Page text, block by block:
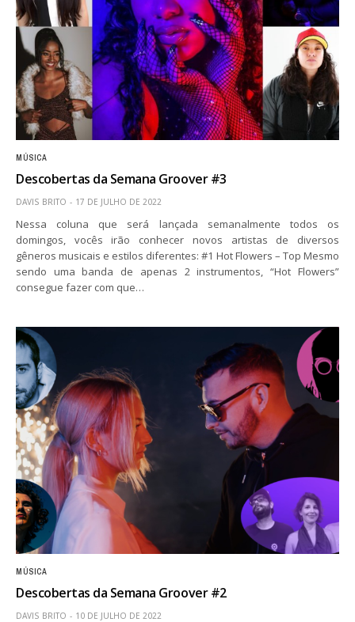
MÚSICA
Descobertas da Semana Groover #3
DAVIS BRITO 17 DE JULHO DE 2022
Nessa coluna que será lançada semanalmente todos os
domingos, vocês irão conhecer novos artistas de diversos
gêneros musicais e estilos diferentes: #1 Hot Flowers – Top Mesmo
sendo uma banda de apenas 2 instrumentos, “Hot Flowers”
consegue fazer com que…
MÚSICA
Descobertas da Semana Groover #2
DAVIS BRITO 10 DE JULHO DE 2022